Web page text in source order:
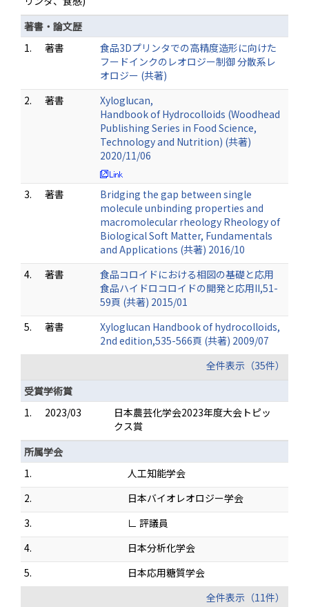
著書・論文歴
1.
著書
食品3Dプリンタでの高精度造形に向けた
フードインクのレオロジー制御 分散系レ
オロジー (共著)
2.
著書
Xyloglucan,
Handbook of Hydrocolloids (Woodhead
Publishing Series in Food Science,
Technology and Nutrition) (共著)
2020/11/06
3. 著書
Bridging the gap between single
molecule unbinding properties and
macromolecular rheology Rheology of
Biological Soft Matter, Fundamentals
and Applications (共著) 2016/10
4.
著書
食品コロイドにおける相図の基礎と応用
食品ハイドロコロイドの開発と応用II,51-
59頁 (共著) 2015/01
5.
著書
Xyloglucan Handbook of hydrocolloids,
2nd edition,535-566頁 (共著) 2009/07
全件表示（35件）
受賞学術賞
1.
2023/03
日本農芸化学会2023年度大会トピッ
クス賞
所属学会
1.
人工知能学会
2.
日本バイオレオロジー学会
3.
∟ 評議員
4.
日本分析化学会
5.
日本応用糖質学会
全件表示（11件）